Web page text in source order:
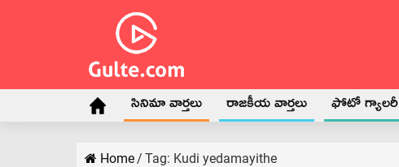
సినిమా వార్తలు రాజకీయ వార్తలు ఫోటో గ్యాలరీ
Home/ Tag: Kudi yedamayithe